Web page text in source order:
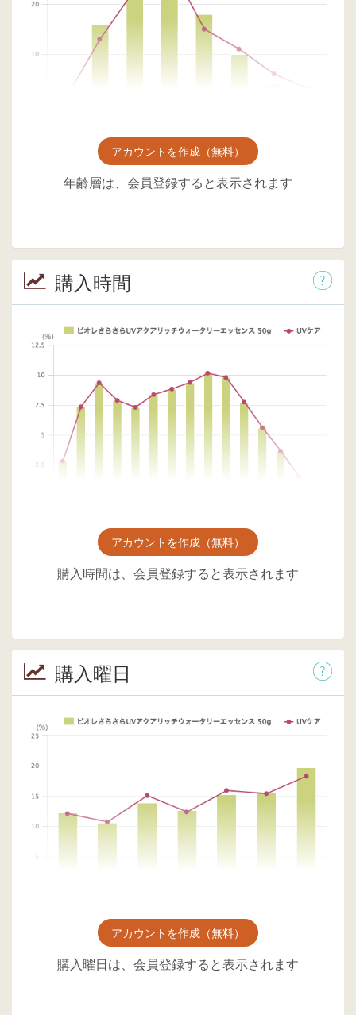
アカウントを作成（無料）
年齢層は、会員登録すると表示されます
購入時間
アカウントを作成（無料）
購入時間は、会員登録すると表示されます
購入曜日
アカウントを作成（無料）
購入曜日は、会員登録すると表示されます